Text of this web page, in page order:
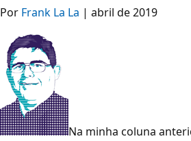
Por Frank La La | abril de 2019
Na minha coluna